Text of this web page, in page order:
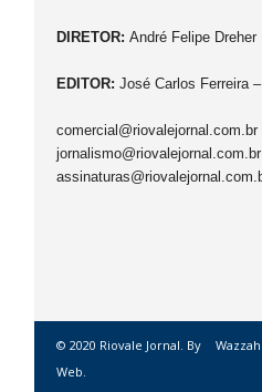
DIRETOR: André Felipe Dreher
EDITOR: José Carlos Ferreira
comercial@riovalejornal.com.br
jornalismo@riovalejornal.com.br
© 2020 Riovale Jornal. By
Web.